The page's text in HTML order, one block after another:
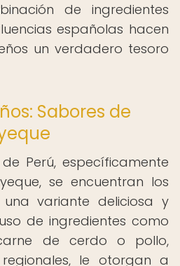
de ingredientes
españolas hacen
un verdadero tesoro
Sabores de
Perú, específicamente
se encuentran los
una variante deliciosa y
de ingredientes como
de cerdo o pollo,
le otorgan a